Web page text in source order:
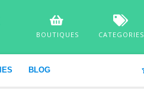
BOUTIQUES CATEGORIES
BLOG